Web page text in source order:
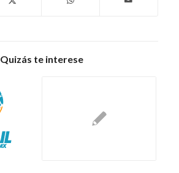
Quizás te interese